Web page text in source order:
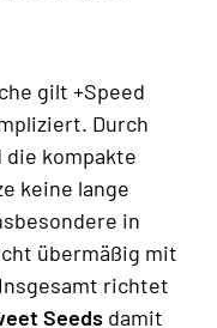
gilt +Speed
Durch
die kompakte
keine lange
in
übermäßig mit
richtet
Seeds damit